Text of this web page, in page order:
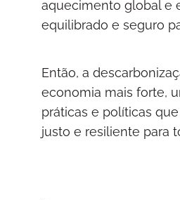
aquecimento global e
equilibrado e seguro
Então, a
economia mais forte,
práticas e políticas
justo e resiliente para